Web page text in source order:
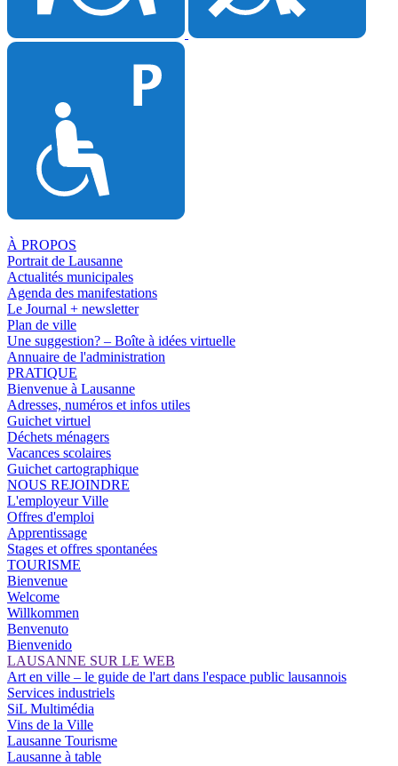
À PROPOS
Portrait de Lausanne
Actualités municipales
Agenda des manifestations
Le Journal + newsletter
Plan de ville
Une suggestion? – Boîte à idées virtuelle
Annuaire de l'administration
PRATIQUE
Bienvenue à Lausanne
Adresses, numéros et infos utiles
Guichet virtuel
Déchets ménagers
Vacances scolaires
Guichet cartographique
NOUS REJOINDRE
L'employeur Ville
Offres d'emploi
Apprentissage
Stages et offres spontanées
TOURISME
Bienvenue
Welcome
Willkommen
Benvenuto
Bienvenido
LAUSANNE SUR LE WEB
Art en ville – le guide de l'art dans l'espace public lausannois
Services industriels
SiL Multimédia
Vins de la Ville
Lausanne Tourisme
Lausanne à table